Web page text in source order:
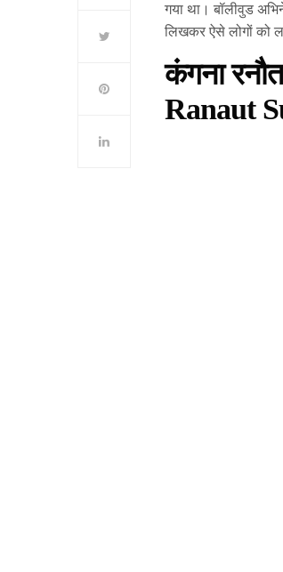
गया था। बॉलीवुड
लिखकर ऐसे लोगों को
कंगना
Ranaut